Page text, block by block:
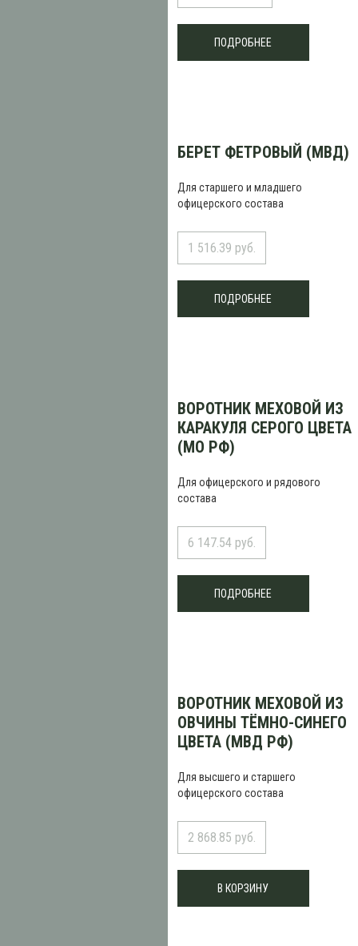
ПОДРОБНЕЕ
БЕРЕТ ФЕТРОВЫЙ (МВД)
Для старшего и младшего
офицерского состава
1 516.39 руб.
ПОДРОБНЕЕ
ВОРОТНИК МЕХОВОЙ ИЗ
КАРАКУЛЯ СЕРОГО ЦВЕТА
(МО РФ)
Для офицерского и рядового
состава
6 147.54 руб.
ПОДРОБНЕЕ
ВОРОТНИК МЕХОВОЙ ИЗ
ОВЧИНЫ ТЁМНО-СИНЕГО
ЦВЕТА (МВД РФ)
Для высшего и старшего
офицерского состава
2 868.85 руб.
В КОРЗИНУ